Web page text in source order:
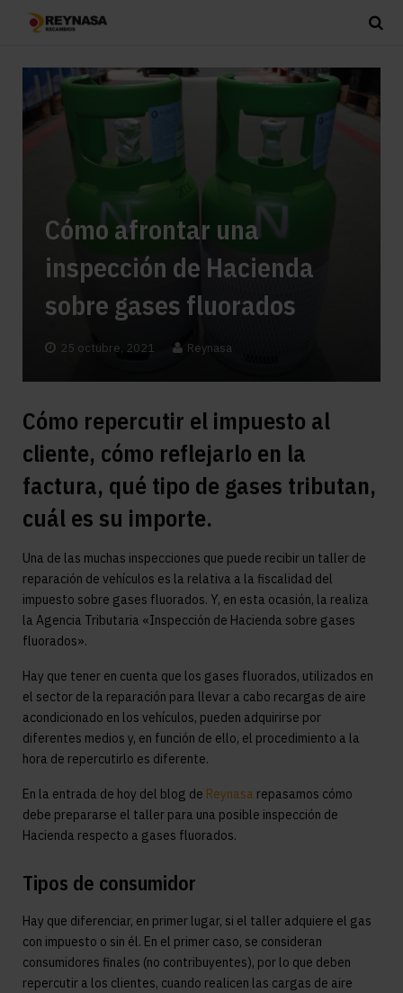
Cómo afrontar una
inspección de Hacienda
sobre gases fluorados
25 octubre, 2021 Reynasa
Cómo repercutir el impuesto al
cliente, cómo reflejarlo en la
factura, qué tipo de gases tributan,
cuál es su importe.
Una de las muchas inspecciones que puede recibir un taller de
reparación de vehículos es la relativa a la fiscalidad del
impuesto sobre gases fluorados. Y, en esta ocasión, la realiza
la Agencia Tributaria «Inspección de Hacienda sobre gases
fluorados».
Hay que tener en cuenta que los gases fluorados, utilizados en
el sector de la reparación para llevar a cabo recargas de aire
acondicionado en los vehículos, pueden adquirirse por
diferentes medios y, en función de ello, el procedimiento a la
hora de repercutirlo es diferente.
En la entrada de hoy del blog de Reynasa repasamos cómo
debe prepararse el taller para una posible inspección de
Hacienda respecto a gases fluorados.
Tipos de consumidor
Hay que diferenciar, en primer lugar, si el taller adquiere el gas
con impuesto o sin él. En el primer caso, se consideran
consumidores finales (no contribuyentes), por lo que deben
repercutir a los clientes, cuando realicen las cargas de aire